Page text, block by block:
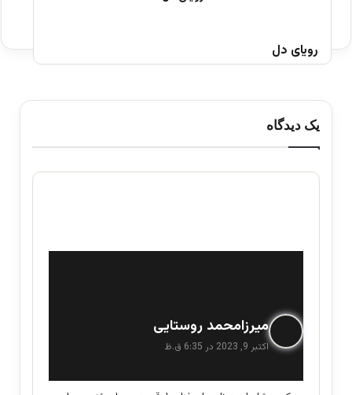
رویای دل
یک دیدگاه
میرزامحمد روستایی
:
اکتبر 9, 2023 در 6:35 ق.ظ